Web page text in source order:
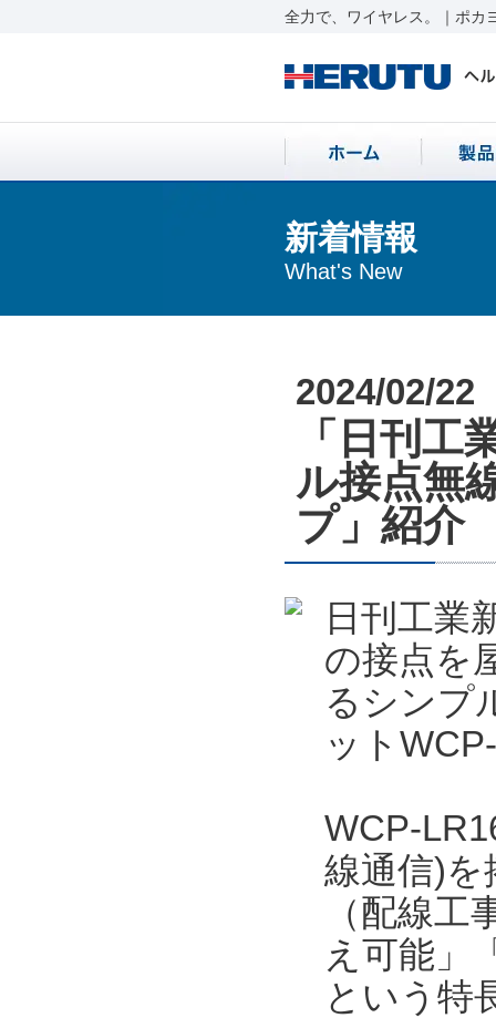
全力で、ワイヤレス。｜ポカ
新着情報
What's New
2024/02/22
「日刊工
ル接点無
プ」紹介
日刊工業
の接点を
るシンプ
ット
WCP-
線通信)を
（配線
え可能」
という特